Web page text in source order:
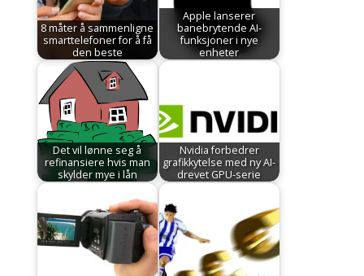
8 måter å sammenligne
smarttelefoner for å få
den beste
Apple lanserer
banebrytende AI-
funksjoner i nye
enheter
Det vil lønne seg å
refinansiere hvis man
skylder mye i lån
Nvidia forbedrer
grafikkytelse med ny AI-
drevet GPU-serie